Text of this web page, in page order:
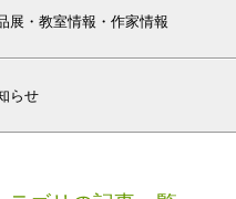
展・教室情報・作家情報
らせ